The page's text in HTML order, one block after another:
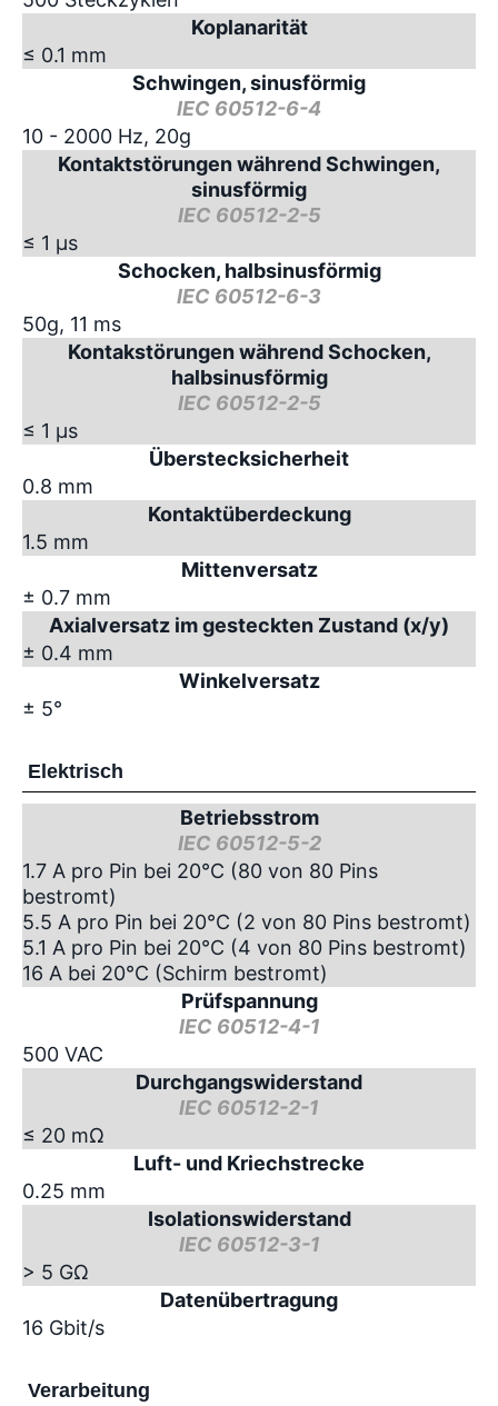
Koplanarität
≤ 0.1 mm
Schwingen, sinusförmig
IEC 60512-6-4
10 - 2000 Hz, 20g
Kontaktstörungen während Schwingen,
sinusförmig
IEC 60512-2-5
≤ 1 µs
Schocken, halbsinusförmig
IEC 60512-6-3
50g, 11 ms
Kontakstörungen während Schocken,
halbsinusförmig
IEC 60512-2-5
≤ 1 µs
Überstecksicherheit
0.8 mm
Kontaktüberdeckung
1.5 mm
Mittenversatz
± 0.7 mm
Axialversatz im gesteckten Zustand (x/y)
± 0.4 mm
Winkelversatz
± 5°
Elektrisch
Betriebsstrom
IEC 60512-5-2
1.7 A pro Pin bei 20°C (80 von 80 Pins
bestromt)
5.5 A pro Pin bei 20°C (2 von 80 Pins bestromt)
5.1 A pro Pin bei 20°C (4 von 80 Pins bestromt)
16 A bei 20°C (Schirm bestromt)
Prüfspannung
IEC 60512-4-1
500 VAC
Durchgangswiderstand
IEC 60512-2-1
≤ 20 mΩ
Luft- und Kriechstrecke
0.25 mm
Isolationswiderstand
IEC 60512-3-1
> 5 GΩ
Datenübertragung
16 Gbit/s
Verarbeitung